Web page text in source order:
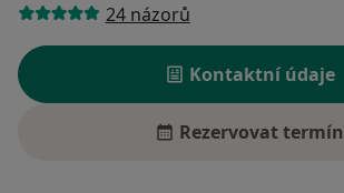
24 názorů
Kontaktní údaje
Rezervovat termín